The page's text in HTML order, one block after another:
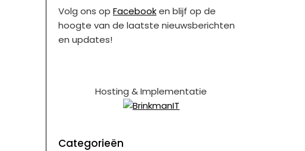
Volg ons op Facebooken blijf op de
hoogte van de laatste nieuwsberichten
en updates!
Hosting & Implementatie
Categorieën